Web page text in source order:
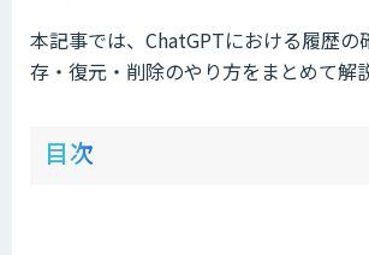
本記事では、ChatGPTにおける履歴の
存・復元・削除のやり方をまとめて解
目次